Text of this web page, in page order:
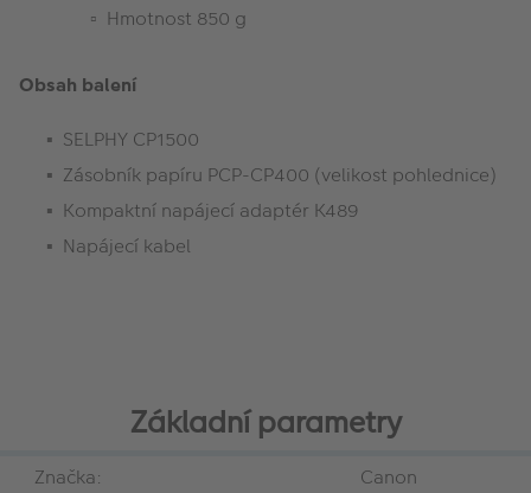
Hmotnost 850 g
Obsah balení
SELPHY CP1500
Zásobník papíru PCP-CP400 (velikost pohlednice)
Kompaktní napájecí adaptér K489
Napájecí kabel
Základní parametry
Značka:
Canon